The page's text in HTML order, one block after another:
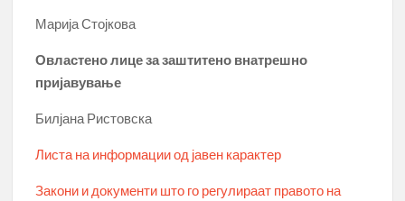
Марија Стојкова
Овластено лице за заштитено внатрешно
пријавување
Билјана Ристовска
Листа на информации од јавен карактер
Закони и документи што го регулираат правото на